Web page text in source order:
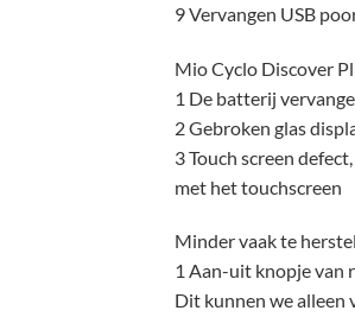
9 Vervangen USB
Mio Cyclo Discover
1 De batterij
2 Gebroken glas
3 Touch screen
met het touchscreen
Minder vaak te
1 Aan-uit knopje van
Dit kunnen we alleen